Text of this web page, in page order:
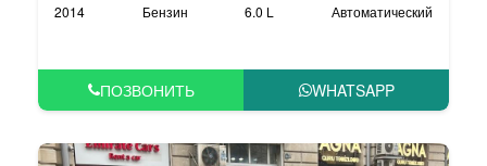
2014 Бензин 6.0 L Автоматический
ПОЗВОНИТЬ WHATSAPP